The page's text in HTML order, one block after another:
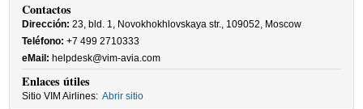
Contactos
Dirección: 23, bld. 1, Novokhokhlovskaya str., 109052, Moscow
Teléfono: +7 499 2710333
eMail: helpdesk@vim-avia.com
Enlaces útiles
Sitio VIM Airlines: Abrir sitio